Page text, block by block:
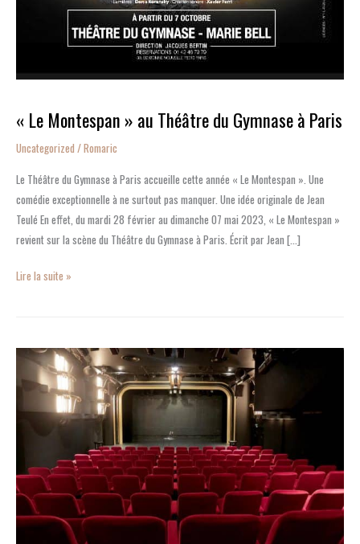
« Le Montespan » au Théâtre du Gymnase à Paris
Uncategorized /Romaric
Le Théâtre du Gymnase à Paris accueille cette année « Le Montespan ». Une
comédie exceptionnelle à ne surtout pas manquer. Une idée originale de Jean
Teulé En effet, du mardi 28 février au dimanche 07 mai 2023, « Le Montespan »
revient sur la scène du Théâtre du Gymnase à Paris. Écrit par Jean […]
Lire la suite »
Le
Théâtre
Lepic
joyau
de
culture